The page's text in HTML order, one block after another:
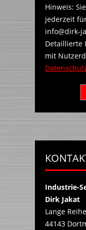
Hinweis:
jederzeit
info@dirk-
Detaillierte
mit
Industrie-
Dirk Jakat
Lange
44143